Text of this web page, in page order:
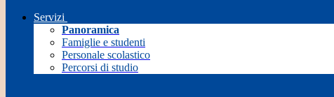
Servizi
Panoramica
Famiglie e studenti
Personale scolastico
Percorsi di studio